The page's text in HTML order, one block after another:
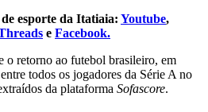
esporte da Itatiaia: Youtube,
e Facebook.
o retorno ao futebol brasileiro, em
todos os jogadores da Série A no
da plataforma Sofascore.